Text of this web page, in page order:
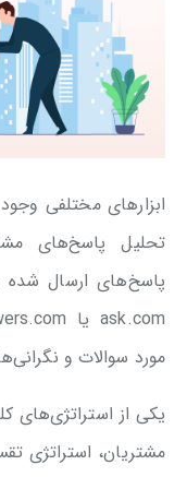
ابزارهای مختلفی
تحلیل پاسخ‌های
پاسخ‌های ارسال
مورد سوالات و
یکی از استراتژی‌های